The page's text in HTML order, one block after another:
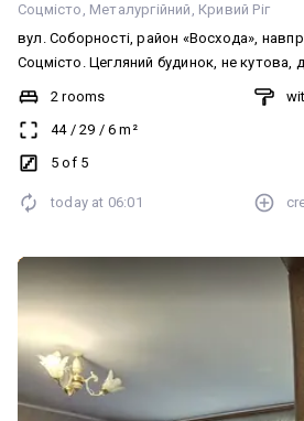
Соцмісто Металургійний Кривий Ріг
вул. Соборності, район «Восхода»,
Соцмісто. Цегляний будинок, не кутова, двостороння, 5/5, дах у
порядку, відремонтований, не тече. Квартира після нового
ремонту: замінено проводку, вікна
всі труби та сантехніку. Є лічильники.
Залишаються всі меблі. Документи готові до продажу. Без
Анжеліка
2 rooms
44/ 29 / 6 m²
5 of 5
today at 06:01